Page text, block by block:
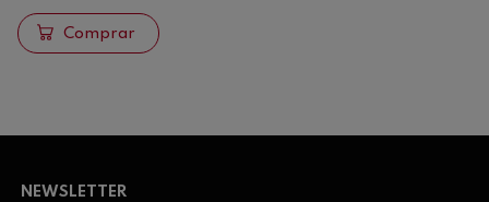
Comprar
NEWSLETTER